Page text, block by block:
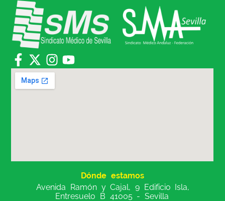
Dónde estamos
Avenida Ramón y Cajal, 9 Edificio Isla,
Entresuelo B 41005 - Sevilla